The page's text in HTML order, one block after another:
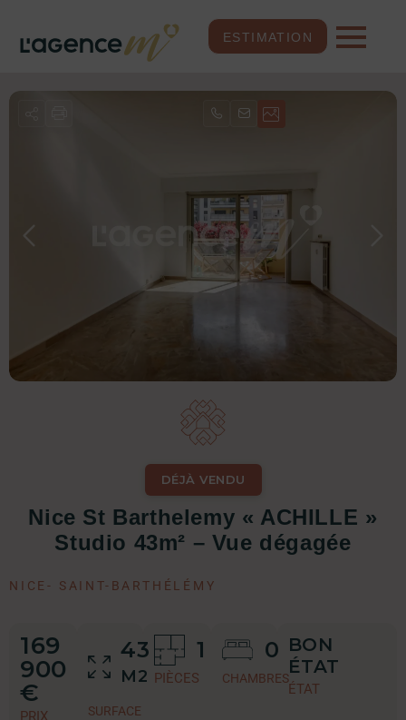
ESTIMATION
DÉJÀ VENDU
Nice St Barthelemy « ACHILLE »
Studio 43m² – Vue dégagée
NICE- SAINT-BARTHÉLÉMY
169
900
€
PRIX
1
PIÈCES
0
CHAMBRES
43
M2
SURFACE
BON
ÉTAT
ÉTAT